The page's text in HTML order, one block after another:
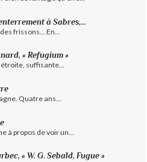
à Sabres,...
frissons... En...
« Refugium »
suffisante...
Quatre ans...
à propos de voir un...
« W. G. Sebald, Fugue »